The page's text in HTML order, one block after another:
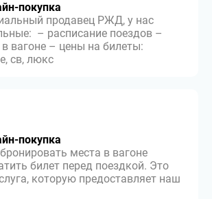
покупка
продавец РЖД, у нас
– расписание поездов –
вагоне – цены на билеты:
св, люкс
покупка
места в вагоне
билет перед поездкой. Это
которую предоставляет наш